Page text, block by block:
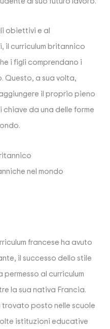
obiettivi e al
il curriculum britannico
i figli comprendano i
Questo, a sua volta,
il proprio pieno
da una delle forme
nel mondo
francese ha avuto
il successo dello stile
al curriculum
la sua nativa Francia.
trovato posto nelle scuole
istituzioni educative